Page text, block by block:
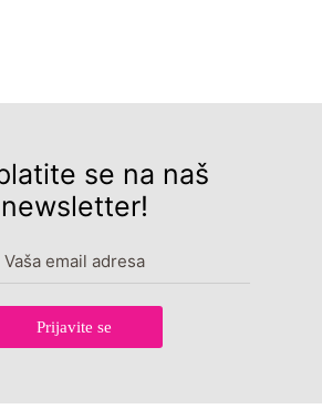
se na naš
newsletter!
Prijavite se